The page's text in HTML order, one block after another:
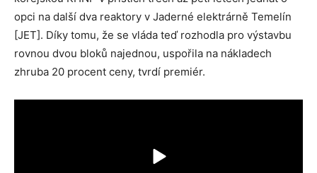
opci na další dva reaktory v Jaderné elektrárně Temelín
[JET]. Díky tomu, že se vláda teď rozhodla pro výstavbu
rovnou dvou bloků najednou, uspořila na nákladech
zhruba 20 procent ceny, tvrdí premiér.